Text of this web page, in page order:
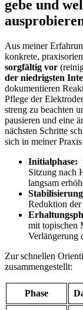
gebe und
Aus meiner
konkrete,
sorgfältig ⁣vor
der niedrigsten
⁢dokumentieren
Pflege ⁣der
streng zu beachten
pausieren‍ und eine
nächsten Schritte
sich in meiner
Initialphase:
Sitzung nach
langsam
Reduktion
mit topischen
Verlängerung
Zur schnellen
zusammengestellt:⁢
Phase